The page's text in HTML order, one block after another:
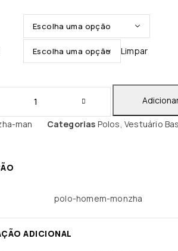
Limpar
man Categorias Polos ,Vestuário
ADICIONAL